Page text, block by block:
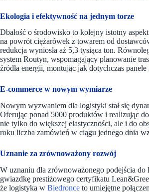
Ekologia i efektywność na jednym torze
Dbałość o środowisko to kolejny istotny
na powrót ciężarówek z towarem od
redukcja wyniosła aż 5,3 tysiąca ton.
system Routyn, wspomagający planowanie
źródła energii, montując jak dotychczas
E-commerce w nowym wymiarze
Nowym wyzwaniem dla logistyki stał się
Oferując ponad 5000 produktów i realizując
nie tylko do większej elastyczności, ale i do
roku liczba zamówień w ciągu jednego dnia
Uznanie za zrównoważony rozwój
W uznaniu dla zrównoważonego podejścia
gwiazdkę prestiżowego certyfikatu
że logistyka w Biedronce to umiejętne